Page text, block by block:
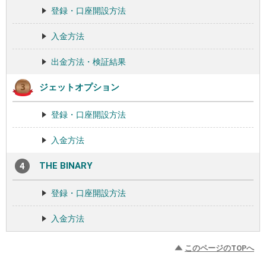
登録・口座開設方法
入金方法
出金方法・検証結果
ジェットオプション
登録・口座開設方法
入金方法
THE BINARY
登録・口座開設方法
入金方法
このページのTOPへ